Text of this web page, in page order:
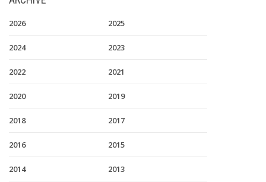
2026 2025
2024 2023
2022 2021
2020 2019
2018 2017
2016 2015
2014 2013